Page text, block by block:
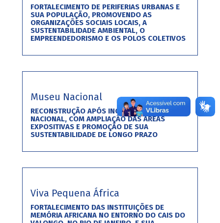
FORTALECIMENTO DE PERIFERIAS URBANAS E
SUA POPULAÇÃO, PROMOVENDO AS
ORGANIZAÇÕES SOCIAIS LOCAIS, A
SUSTENTABILIDADE AMBIENTAL, O
EMPREENDEDORISMO E OS POLOS COLETIVOS
Museu Nacional
RECONSTRUÇÃO APÓS INCÊNDIO DO MUSEU
NACIONAL, COM AMPLIAÇÃO DAS ÁREAS
EXPOSITIVAS E PROMOÇÃO DE SUA
SUSTENTABILIDADE DE LONGO PRAZO
Viva Pequena África
FORTALECIMENTO DAS INSTITUIÇÕES DE
MEMÓRIA AFRICANA NO ENTORNO DO CAIS DO